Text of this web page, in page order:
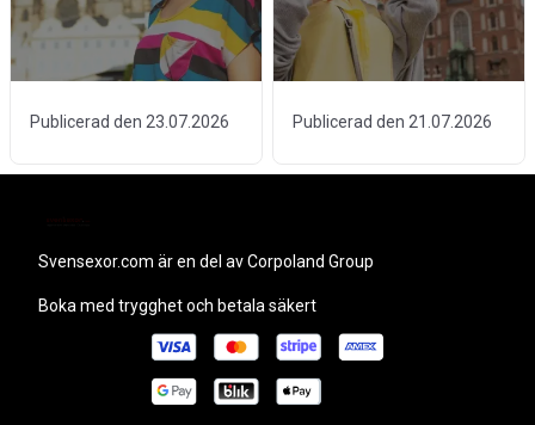
Publicerad den 23.07.2026 Publicerad den 21.07.2026
svensexor.com är en del av Corpoland Group
Boka med trygghet och betala säkert